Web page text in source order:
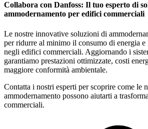
Collabora con Danfoss: Il tuo esperto di
ammodernamento per edifici commerciali
Le nostre innovative soluzioni di
per ridurre al minimo il consumo di energia
negli edifici commerciali. Aggiornando i
garantiamo prestazioni ottimizzate, costi
maggiore conformità ambientale.
Contatta i nostri esperti per scoprire come le
ammodernamento possono aiutarti a
commerciali.